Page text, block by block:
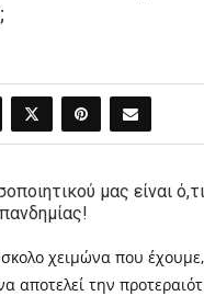
μας είναι
χειμώνα που
αποτελεί την